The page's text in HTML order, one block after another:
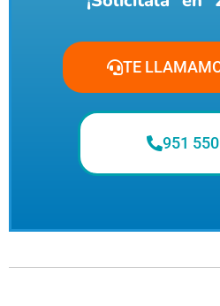
TE
951